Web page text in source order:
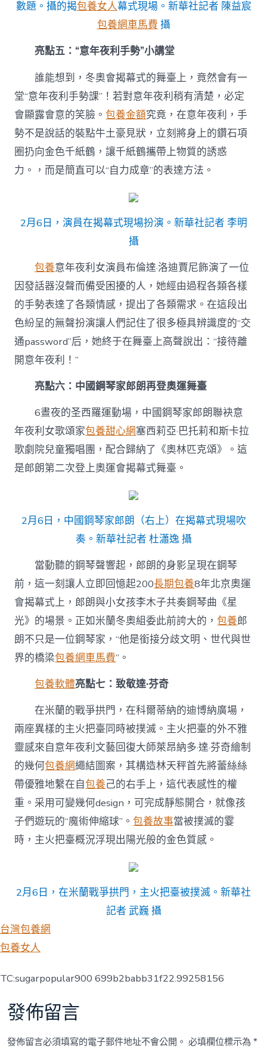
數題。攝的揭包養女人幕式現場。新華社記者 陳益宸
包養網車馬費 攝
亮點五：“意年夜利手勢”小講堂
誰能想到，冬奧會揭幕式的舞臺上，竟然會有一
堂“意年夜利手勢課”！若對意年夜利稍有清楚，必定
會顯露會意的笑臉。包養金額究竟，在意年夜利，手
勢不是說話的裝點牛土豪見狀，立刻將身上的鑽石項
圈扔向金色千紙鶴，讓千紙鶴攜帶上物質的誘惑
力。，而是簡直可以“自力成章”的表達方法。
2月6日，演員在揭幕式現場扮演。新華社記者 李明
攝
包養意年夜利女演員布倫達·洛迪賈尼飾演了一位
因發話器沒聲而備受困擾的人，她經由過程各類各樣
的手勢表達了各類情感，提出了各類需求。在這段出
色紛呈的無聲扮演讓人們記住了很多極具辨識度的“交
通password”后，她終于在舞臺上高聲說出：“接待離
開意年夜利！”
亮點六：中國鋼琴家郎朗再登奧運舞臺
6晝夜的圣西羅運動場，中國鋼琴家郎朗聯袂意
年夜利女歌頌家包養甜心網塞西莉亞·巴托莉和斯卡拉
歌劇院兒童獨唱團，配合歸納了《奧林匹克頌》。這
是郎朗第二次登上奧運會揭幕式舞臺。
2月6日，中國鋼琴家郎朗（右上）在揭幕式現場吹
奏。新華社記者 杜瀟逸 攝
當動聽的鋼琴聲響起，郎朗的身影呈現在鋼琴
前，這一刻讓人立即回憶起200長期包養8年北京奧運
會揭幕式上，郎朗與小女孩李木子共奏鋼琴曲《星
光》的場景。正如米蘭冬奧組委此前誇大的，包養郎
朗不只是一位鋼琴家，“他是銜接分歧文明、世代與世
界的橋梁包養網車馬費”。
包養軟體亮點七：致敬達·芬奇
在米蘭的戰爭拱門，在科爾蒂納的迪博納廣場，
兩座異樣的主火把臺同時被撲滅。主火把臺的外不雅
靈感來自意年夜利文藝回復大師萊昂納多·達·芬奇繪制
的幾何包養網繩結圖案，其構造林天秤首先將蕾絲絲
帶優雅地繫在自包養己的右手上，這代表感性的權
重。采用可變幾何design，可完成靜態開合，就像孩
子們遊玩的“魔術伸縮球”。包養故事當被撲滅的霎
時，主火把臺概況浮現出陽光般的金色質感。
2月6日，在米蘭戰爭拱門，主火把臺被撲滅。新華社
記者 武巍 攝
台灣包養網
包養女人
TC:sugarpopular900 699b2babb31f22.99258156
發佈留言
發佈留言必須填寫的電子郵件地址不會公開。 必填欄位標示為*